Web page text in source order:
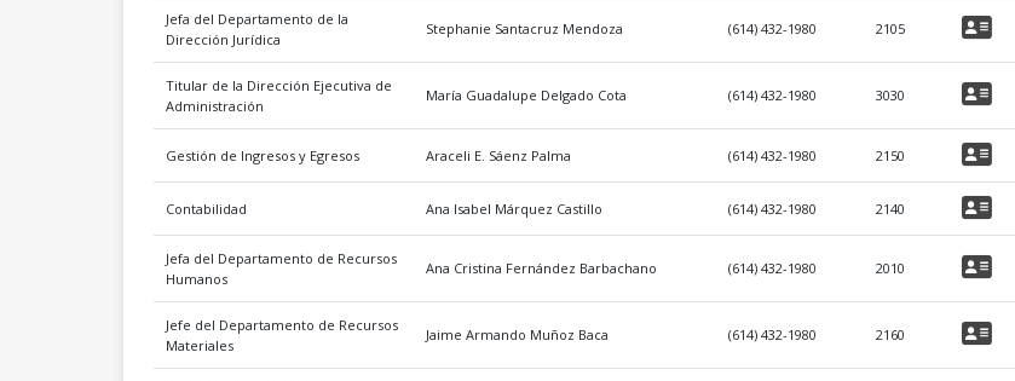
Jefa del Departamento de la
Dirección Jurídica
Stephanie Santacruz Mendoza (614) 432-1980 2105
Titular de la Dirección Ejecutiva de
Administración
María Guadalupe Delgado Cota (614) 432-1980 3030
Gestión de Ingresos y Egresos Araceli E. Sáenz Palma (614) 432-1980 2150
Contabilidad Ana Isabel Márquez Castillo (614) 432-1980 2140
Jefa del Departamento de Recursos
Humanos
Ana Cristina Fernández Barbachano (614) 432-1980 2010
Jefe del Departamento de Recursos
Materiales
Jaime Armando Muñoz Baca (614) 432-1980 2160